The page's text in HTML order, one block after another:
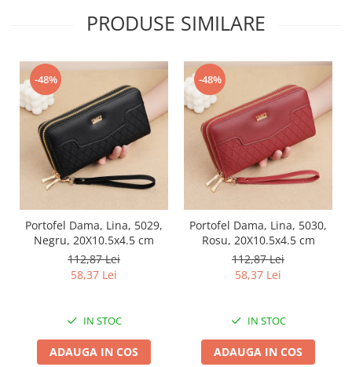
PRODUSE SIMILARE
-48%
Portofel Dama, Lina, 5029,
Negru, 20X10.5x4.5 cm
112,87 Lei
58,37 Lei
IN STOC
ADAUGA IN COS
-48%
Portofel Dama, Lina, 5030,
Rosu, 20X10.5x4.5 cm
112,87 Lei
58,37 Lei
IN STOC
ADAUGA IN COS